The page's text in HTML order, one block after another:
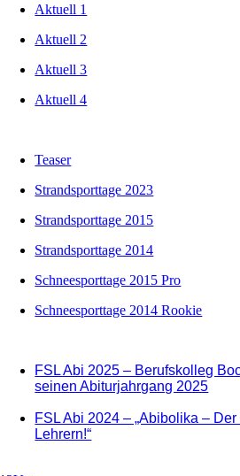
Aktuell 1
Aktuell 2
Aktuell 3
Aktuell 4
Teaser
Strandsporttage 2023
Strandsporttage 2015
Strandsporttage 2014
Schneesporttage 2015 Pro
Schneesporttage 2014 Rookie
FSL Abi 2025 – Berufskolleg
seinen Abiturjahrgang 2025
FSL Abi 2024 – „Abibolika –
Lehrern!“